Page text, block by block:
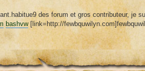
des forum et gros contributeur, je
bashvw[link=http://